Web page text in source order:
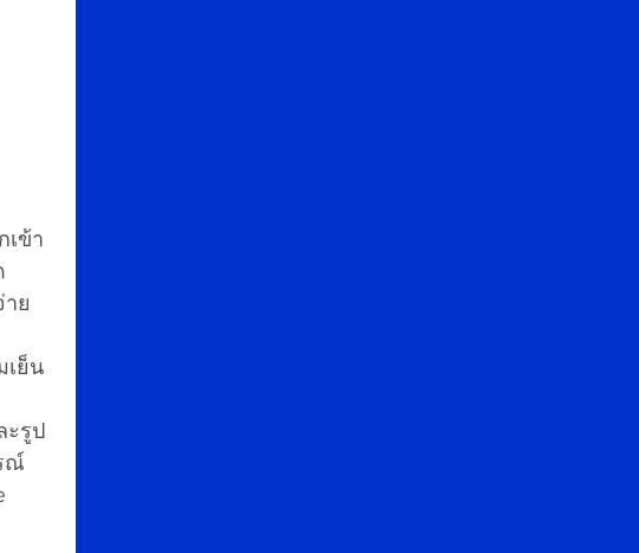
ย
เย็น
ะรูป
ณ์